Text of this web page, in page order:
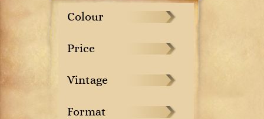
Colour
Price
Vintage
Format